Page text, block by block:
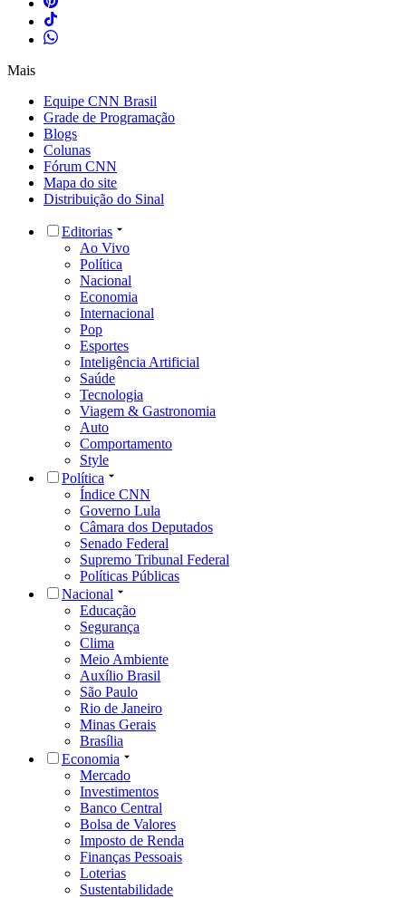
Mais
Equipe CNN Brasil
Grade de Programação
Blogs
Colunas
Fórum CNN
Mapa do site
Distribuição do Sinal
Editorias
Ao Vivo
Política
Nacional
Economia
Internacional
Pop
Esportes
Inteligência Artificial
Saúde
Tecnologia
Viagem & Gastronomia
Auto
Comportamento
Style
Política
Índice CNN
Governo Lula
Câmara dos Deputados
Senado Federal
Supremo Tribunal Federal
Políticas Públicas
Nacional
Educação
Segurança
Clima
Meio Ambiente
Auxílio Brasil
São Paulo
Rio de Janeiro
Minas Gerais
Brasília
Economia
Mercado
Investimentos
Banco Central
Bolsa de Valores
Imposto de Renda
Finanças Pessoais
Loterias
Sustentabilidade